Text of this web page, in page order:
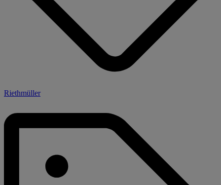
Riethmüller